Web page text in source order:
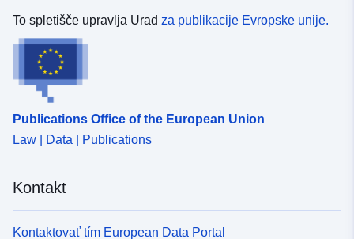
To spletišče upravlja Urad za publikacije Evropske unije.
Publications Office of the European Union
Law | Data | Publications
Kontakt
Kontaktovať tím European Data Portal